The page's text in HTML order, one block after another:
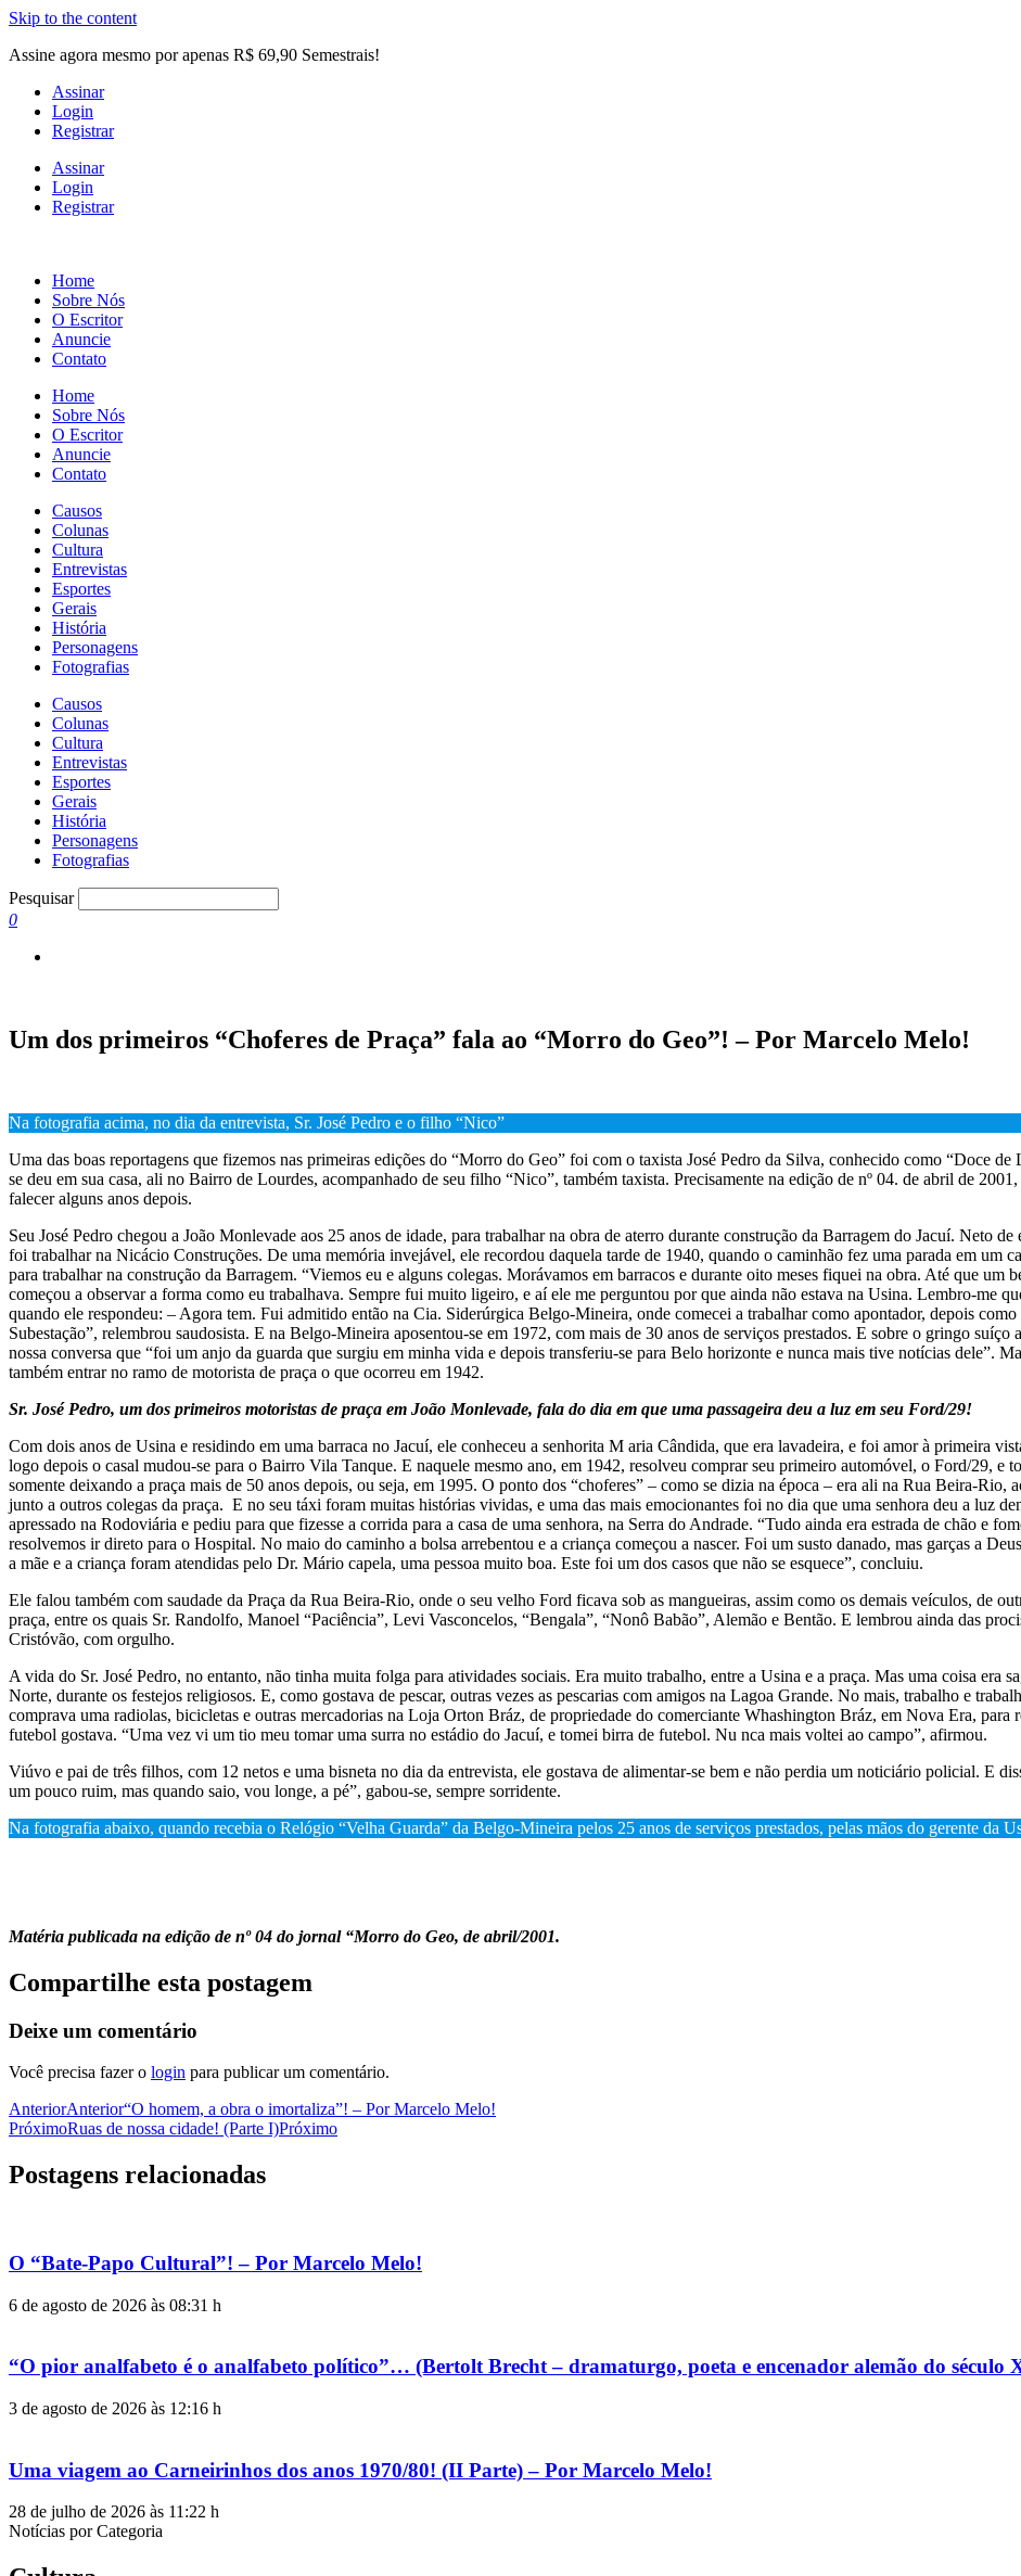
Skip to the content
Assine agora mesmo por apenas R$ 69,90 Semestrais!
Assinar
Login
Registrar
Assinar
Login
Registrar
Home
Sobre Nós
O Escritor
Anuncie
Contato
Home
Sobre Nós
O Escritor
Anuncie
Contato
Causos
Colunas
Cultura
Entrevistas
Esportes
Gerais
História
Personagens
Fotografias
Causos
Colunas
Cultura
Entrevistas
Esportes
Gerais
História
Personagens
Fotografias
Pesquisar
0
Um dos primeiros “Choferes de Praça” fala ao “Morro do Geo”! – Por Marcelo Melo!
Na fotografia acima, no dia da entrevista, Sr. José Pedro e o filho “Nico”
Uma das boas reportagens que fizemos nas primeiras edições do “Morro do Geo” foi com o taxista José Pedro da Silva, conhecido como “Doce
se deu em sua casa, ali no Bairro de Lourdes, acompanhado de seu filho “Nico”, também taxista. Precisamente na edição de nº 04. de abril de
falecer alguns anos depois.
Seu José Pedro chegou a João Monlevade aos 25 anos de idade, para trabalhar na obra de aterro durante construção da Barragem do Jacuí. Neto
foi trabalhar na Nicácio Construções. De uma memória invejável, ele recordou daquela tarde de 1940, quando o caminhão fez uma parada em um
para trabalhar na construção da Barragem. “Viemos eu e alguns colegas. Morávamos em barracos e durante oito meses fiquei na obra. Até que um
começou a observar a forma como eu trabalhava. Sempre fui muito ligeiro, e aí ele me perguntou por que ainda não estava na Usina. Lembro-me
quando ele respondeu: – Agora tem. Fui admitido então na Cia. Siderúrgica Belgo-Mineira, onde comecei a trabalhar como apontador, depois
Subestação”, relembrou saudosista. E na Belgo-Mineira aposentou-se em 1972, com mais de 30 anos de serviços prestados. E sobre o gringo suíço
nossa conversa que “foi um anjo da guarda que surgiu em minha vida e depois transferiu-se para Belo horizonte e nunca mais tive notícias dele”.
também entrar no ramo de motorista de praça o que ocorreu em 1942.
Sr. José Pedro, um dos primeiros motoristas de praça em João Monlevade, fala do dia em que uma passageira deu a luz em seu Ford/29!
Com dois anos de Usina e residindo em uma barraca no Jacuí, ele conheceu a senhorita M aria Cândida, que era lavadeira, e foi amor à primeira
logo depois o casal mudou-se para o Bairro Vila Tanque. E naquele mesmo ano, em 1942, resolveu comprar seu primeiro automóvel, o Ford/29, e
somente deixando a praça mais de 50 anos depois, ou seja, em 1995. O ponto dos “choferes” – como se dizia na época – era ali na Rua Beira-
junto a outros colegas da praça. E no seu táxi foram muitas histórias vividas, e uma das mais emocionantes foi no dia que uma senhora deu a luz
apressado na Rodoviária e pediu para que fizesse a corrida para a casa de uma senhora, na Serra do Andrade. “Tudo ainda era estrada de chão e
resolvemos ir direto para o Hospital. No maio do caminho a bolsa arrebentou e a criança começou a nascer. Foi um susto danado, mas garças a
a mãe e a criança foram atendidas pelo Dr. Mário capela, uma pessoa muito boa. Este foi um dos casos que não se esquece”, concluiu.
Ele falou também com saudade da Praça da Rua Beira-Rio, onde o seu velho Ford ficava sob as mangueiras, assim como os demais veículos, de
praça, entre os quais Sr. Randolfo, Manoel “Paciência”, Levi Vasconcelos, “Bengala”, “Nonô Babão”, Alemão e Bentão. E lembrou ainda das
Cristóvão, com orgulho.
A vida do Sr. José Pedro, no entanto, não tinha muita folga para atividades sociais. Era muito trabalho, entre a Usina e a praça. Mas uma coisa era
Norte, durante os festejos religiosos. E, como gostava de pescar, outras vezes as pescarias com amigos na Lagoa Grande. No mais, trabalho e
comprava uma radiolas, bicicletas e outras mercadorias na Loja Orton Bráz, de propriedade do comerciante Whashington Bráz, em Nova Era, para
futebol gostava. “Uma vez vi um tio meu tomar uma surra no estádio do Jacuí, e tomei birra de futebol. Nu nca mais voltei ao campo”, afirmou.
Viúvo e pai de três filhos, com 12 netos e uma bisneta no dia da entrevista, ele gostava de alimentar-se bem e não perdia um noticiário policial. E
um pouco ruim, mas quando saio, vou longe, a pé”, gabou-se, sempre sorridente.
Na fotografia abaixo, quando recebia o Relógio “Velha Guarda” da Belgo-Mineira pelos 25 anos de serviços prestados, pelas mãos do gerente da
Matéria publicada na edição de nº 04 do jornal “Morro do Geo, de abril/2001.
Compartilhe esta postagem
Deixe um comentário
Você precisa fazer o login para publicar um comentário.
AnteriorAnterior“O homem, a obra o imortaliza”! – Por Marcelo Melo!
PróximoRuas de nossa cidade! (Parte I)Próximo
Postagens relacionadas
O “Bate-Papo Cultural”! – Por Marcelo Melo!
6 de agosto de 2026 às 08:31 h
“O pior analfabeto é o analfabeto político”… (Bertolt Brecht – dramaturgo, poeta e encenador alemão do século
3 de agosto de 2026 às 12:16 h
Uma viagem ao Carneirinhos dos anos 1970/80! (II Parte) – Por Marcelo Melo!
28 de julho de 2026 às 11:22 h
Notícias por Categoria